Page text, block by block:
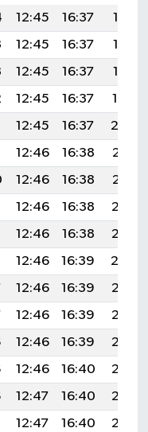
12:45 16:37
19:56
12:45 16:37
19:57
12:45 16:37
19:58
12:45 16:37
19:59
12:45 16:37
20:00
12:46 16:38
20:01
12:46 16:38
20:01
12:46 16:38
20:02
12:46 16:38
20:03
12:46 16:39
20:04
12:46 16:39
20:05
12:46 16:39
20:05
12:46 16:39
20:06
12:46 16:40
20:07
12:47 16:40
20:08
12:47 16:40
20:08